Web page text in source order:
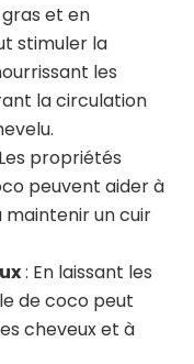
et en
stimuler la
les
la circulation
propriétés
peuvent aider à
un cuir
: En laissant les
de coco peut
cheveux et à